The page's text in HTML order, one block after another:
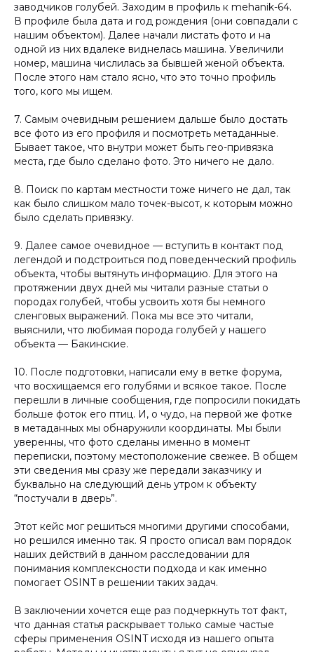
заводчиков голубей. Заходим в профиль к mehanik-64.
В профиле была дата и год рождения (они совпадали с
нашим объектом). Далее начали листать фото и на
одной из них вдалеке виднелась машина. Увеличили
номер, машина числилась за бывшей женой объекта.
После этого нам стало ясно, что это точно профиль
того, кого мы ищем.
7. Самым очевидным решением дальше было достать
все фото из его профиля и посмотреть метаданные.
Бывает такое, что внутри может быть гео-привязка
места, где было сделано фото. Это ничего не дало.
8. Поиск по картам местности тоже ничего не дал, так
как было слишком мало точек-высот, к которым можно
было сделать привязку.
9. Далее самое очевидное — вступить в контакт под
легендой и подстроиться под поведенческий профиль
объекта, чтобы вытянуть информацию. Для этого на
протяжении двух дней мы читали разные статьи о
породах голубей, чтобы усвоить хотя бы немного
сленговых выражений. Пока мы все это читали,
выяснили, что любимая порода голубей у нашего
объекта — Бакинские.
10. После подготовки, написали ему в ветке форума,
что восхищаемся его голубями и всякое такое. После
перешли в личные сообщения, где попросили покидать
больше фоток его птиц. И, о чудо, на первой же фотке
в метаданных мы обнаружили координаты. Мы были
уверенны, что фото сделаны именно в момент
переписки, поэтому местоположение свежее. В общем
эти сведения мы сразу же передали заказчику и
буквально на следующий день утром к объекту
“постучали в дверь”.
Этот кейс мог решиться многими другими способами,
но решился именно так. Я просто описал вам порядок
наших действий в данном расследовании для
понимания комплексности подхода и как именно
помогает OSINT в решении таких задач.
В заключении хочется еще раз подчеркнуть тот факт,
что данная статья раскрывает только самые частые
сферы применения OSINT исходя из нашего опыта